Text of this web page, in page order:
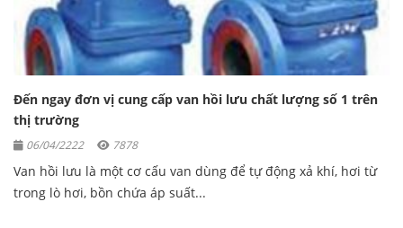
Đến ngay đơn vị cung cấp van hồi lưu chất lượng số 1 trên
thị trường
06/04/2222 7878
Van hồi lưu là một cơ cấu van dùng để tự động xả khí, hơi từ
trong lò hơi, bồn chứa áp suất...